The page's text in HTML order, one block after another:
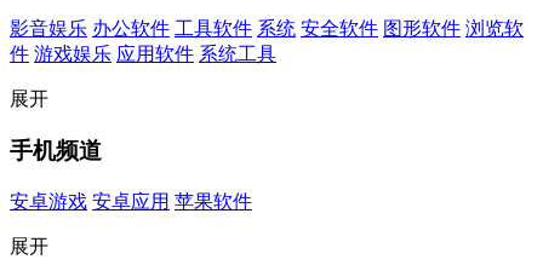
影音娱乐 办公软件 工具软件 系统 安全软件 图形软件 浏览软
件 游戏娱乐 应用软件 系统工具
展开
手机频道
安卓游戏 安卓应用 苹果软件
展开